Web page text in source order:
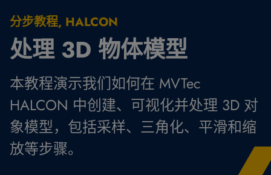
分步教程, HALCON
处理 3D 物体模型
本教程演示我们如何在 MVTec
HALCON 中创建、可视化并处理 3D 对
象模型，包括采样、三角化、平滑和缩
放等步骤。